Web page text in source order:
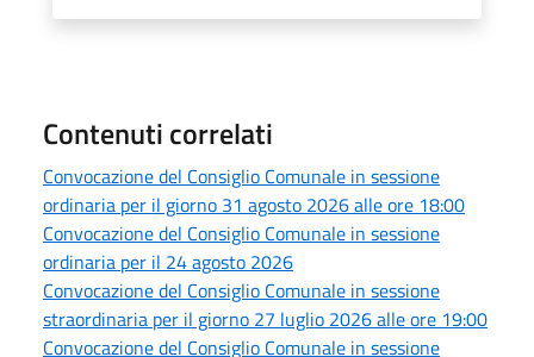
Contenuti correlati
Convocazione del Consiglio Comunale in sessione
ordinaria per il giorno 31 agosto 2026 alle ore 18:00
Convocazione del Consiglio Comunale in sessione
ordinaria per il 24 agosto 2026
Convocazione del Consiglio Comunale in sessione
straordinaria per il giorno 27 luglio 2026 alle ore 19:00
Convocazione del Consiglio Comunale in sessione